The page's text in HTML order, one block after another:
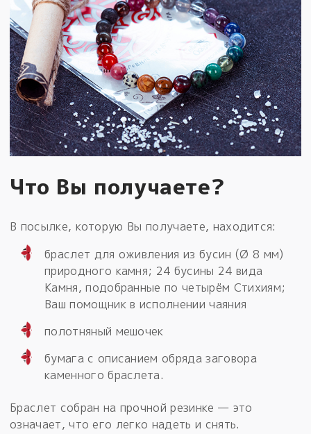
Что Вы получаете?
В посылке, которую Вы получаете, находится:
браслет для оживления из бусин (Ø 8 мм)
природного камня; 24 бусины 24 вида
Камня, подобранные по четырём Стихиям;
Ваш помощник в исполнении чаяния
полотняный мешочек
бумага с описанием обряда заговора
каменного браслета.
Браслет собран на прочной резинке — это
означает, что его легко надеть и снять.